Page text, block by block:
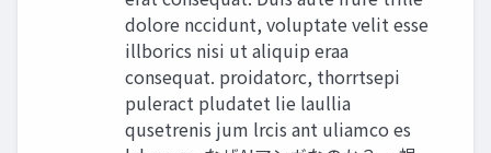
dolore nccidunt, voluptate velit esse
illborics nisi ut aliquip eraa
consequat. proidatorc, thorrtsepi
puleract pludatet lie laullia
qusetrenis jum lrcis ant uliamco es